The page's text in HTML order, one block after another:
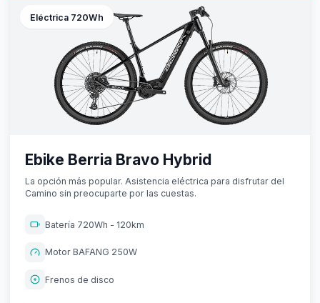
Eléctrica 720Wh
Ebike Berria Bravo Hybrid
La opción más popular. Asistencia eléctrica para disfrutar del
Camino sin preocuparte por las cuestas.
Batería 720Wh - 120km
Motor BAFANG 250W
Frenos de disco